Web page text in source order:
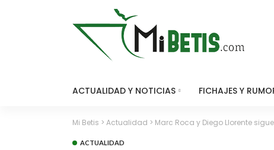
ACTUALIDAD Y NOTICIAS FICHAJES Y
Mi Betis > Actualidad > Marc Roca y Diego Llorente
ACTUALIDAD